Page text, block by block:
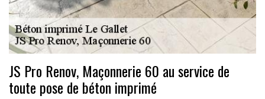
JS Pro Renov, Maçonnerie 60 au service de
toute pose de béton imprimé